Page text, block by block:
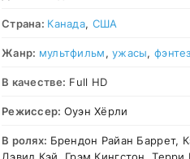
Страна: Канада, США
Жанр: мультфильм,ужасы,
В качестве: Full HD
Режиссер: Оуэн Хёрли
В ролях: Брендон Райан Баррет,
Дэвид Кэй, Грэм Кингстон,